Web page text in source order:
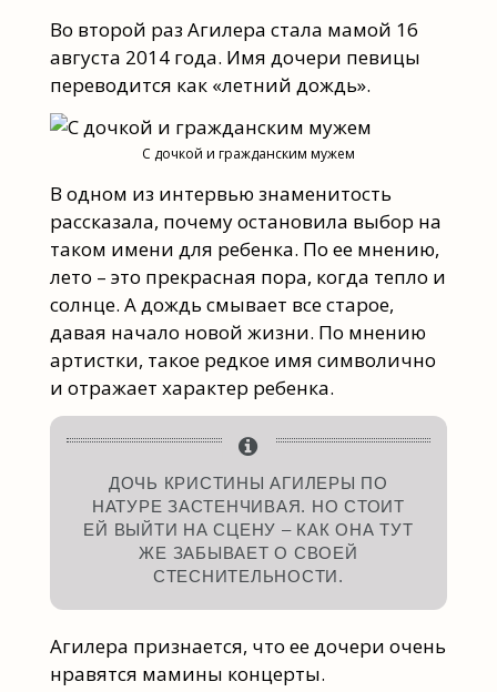
Во второй раз Агилера стала мамой 16
августа 2014 года. Имя дочери певицы
переводится как «летний дождь».
С дочкой и гражданским мужем
В одном из интервью знаменитость
рассказала, почему остановила выбор на
таком имени для ребенка. По ее мнению,
лето – это прекрасная пора, когда тепло и
солнце. А дождь смывает все старое,
давая начало новой жизни. По мнению
артистки, такое редкое имя символично
и отражает характер ребенка.
ДОЧЬ КРИСТИНЫ АГИЛЕРЫ ПО
НАТУРЕ ЗАСТЕНЧИВАЯ. НО СТОИТ
ЕЙ ВЫЙТИ НА СЦЕНУ – КАК ОНА ТУТ
ЖЕ ЗАБЫВАЕТ О СВОЕЙ
СТЕСНИТЕЛЬНОСТИ.
Агилера признается, что ее дочери очень
нравятся мамины концерты.